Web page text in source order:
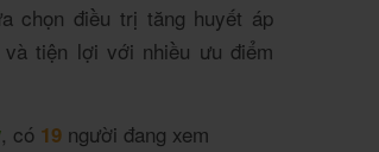
chọn điều trị tăng huyết áp
tiện lợi với nhiều ưu điểm
, có 19 người đang xem